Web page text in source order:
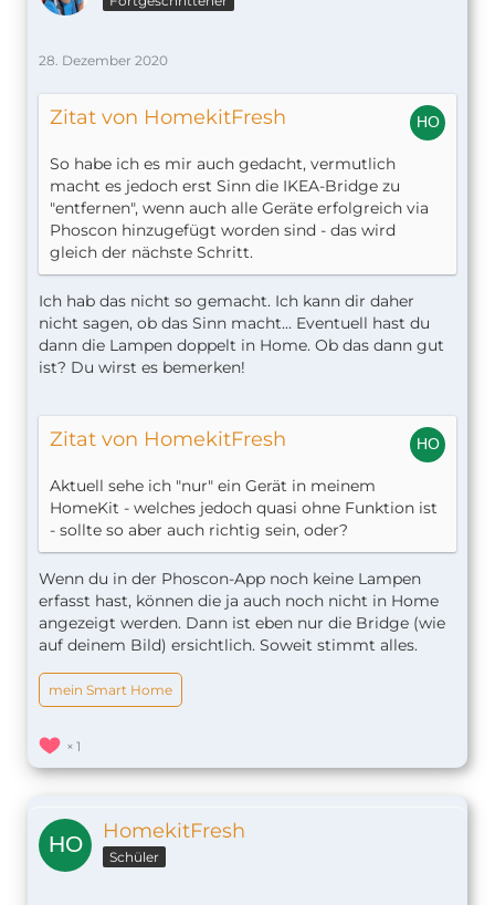
28. Dezember 2020
Zitat von HomekitFresh
So habe ich es mir auch gedacht, vermutlich
macht es jedoch erst Sinn die IKEA-Bridge zu
"entfernen", wenn auch alle Geräte erfolgreich via
Phoscon hinzugefügt worden sind - das wird
gleich der nächste Schritt.
Ich hab das nicht so gemacht. Ich kann dir daher
nicht sagen, ob das Sinn macht... Eventuell hast du
dann die Lampen doppelt in Home. Ob das dann gut
ist? Du wirst es bemerken!
Zitat von HomekitFresh
Aktuell sehe ich "nur" ein Gerät in meinem
HomeKit - welches jedoch quasi ohne Funktion ist
- sollte so aber auch richtig sein, oder?
Wenn du in der Phoscon-App noch keine Lampen
erfasst hast, können die ja auch noch nicht in Home
angezeigt werden. Dann ist eben nur die Bridge (wie
auf deinem Bild) ersichtlich. Soweit stimmt alles.
mein Smart Home
1
HomekitFresh
Schüler